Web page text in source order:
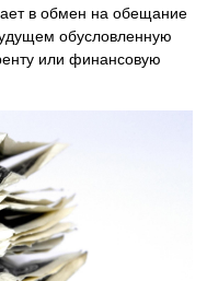
в обмен на обещание
обусловленную
или финансовую